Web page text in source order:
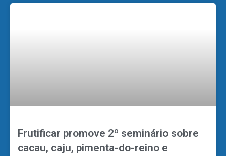
Frutificar promove 2º seminário sobre
cacau, caju, pimenta-do-reino e